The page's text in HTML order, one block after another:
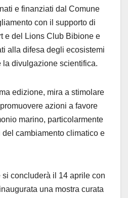
e finanziati dal Comune
con il supporto di
e del Lions Club Bibione e
alla difesa degli ecosistemi
la divulgazione scientifica.
edizione, mira a stimolare
azioni a favore
marino, particolarmente
cambiamento climatico e
si concluderà il 14 aprile con
una mostra curata